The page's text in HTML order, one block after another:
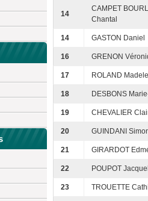
14
CAMPET
Chantal
14 GASTON Daniel
16 GRENON
17 ROLAND
18 DESBONS
19 CHEVALIER
20 GUINDANI
21 GIRARDOT
22 POUPOT
23 TROUETTE